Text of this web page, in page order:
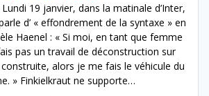
19 janvier, dans la matinale d’Inter,
d’ « effondrement de la syntaxe » en
Haenel : « Si moi, en tant que femme
pas un travail de déconstruction sur
alors je me fais le véhicule du
» Finkielkraut ne supporte…